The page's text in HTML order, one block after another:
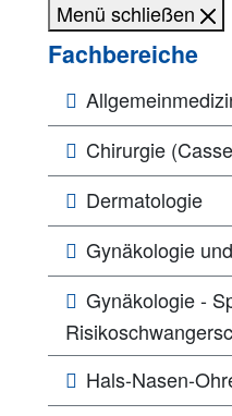
Menü schließen
Fachbereiche
Chirurgie
Dermatologie
Gynäkologie
Gynäkologie -
Hals-Nasen-